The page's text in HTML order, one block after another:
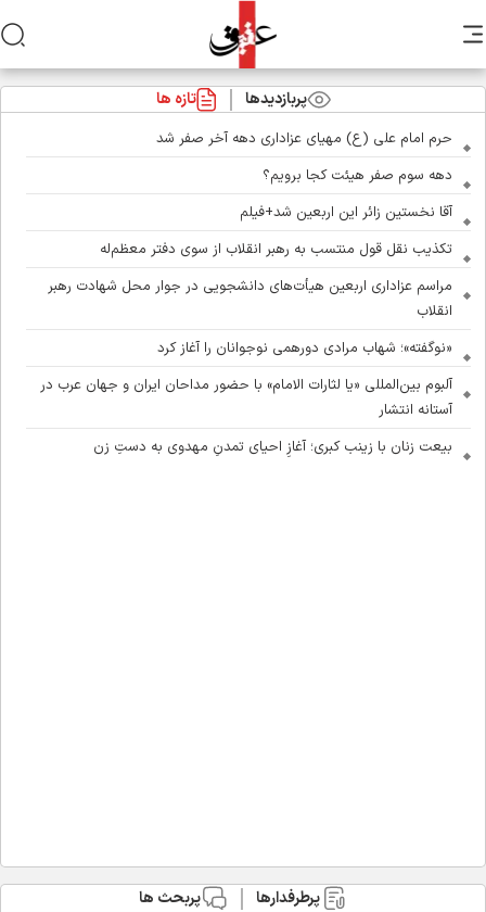
پربازدیدها تازه ها
حرم امام علی (ع) مهیای عزاداری دهه آخر صفر شد
دهه سوم صفر هیئت کجا برویم؟
آقا نخستین زائر این اربعین شد+فیلم
تکذیب نقل قول منتسب به رهبر انقلاب از سوی دفتر معظم‌له
مراسم عزاداری اربعین هیأت‌های دانشجویی در جوار محل شهادت رهبر
انقلاب
«نوگفته»؛ شهاب مرادی دورهمی نوجوانان را آغاز کرد
آلبوم بین‌المللی «یا لثارات الامام» با حضور مداحان ایران و جهان عرب در
آستانه انتشار
بیعت زنان با زینب کبری؛ آغازِ احیای تمدنِ مهدوی به دستِ زن
پرطرفدارها پربحث ها